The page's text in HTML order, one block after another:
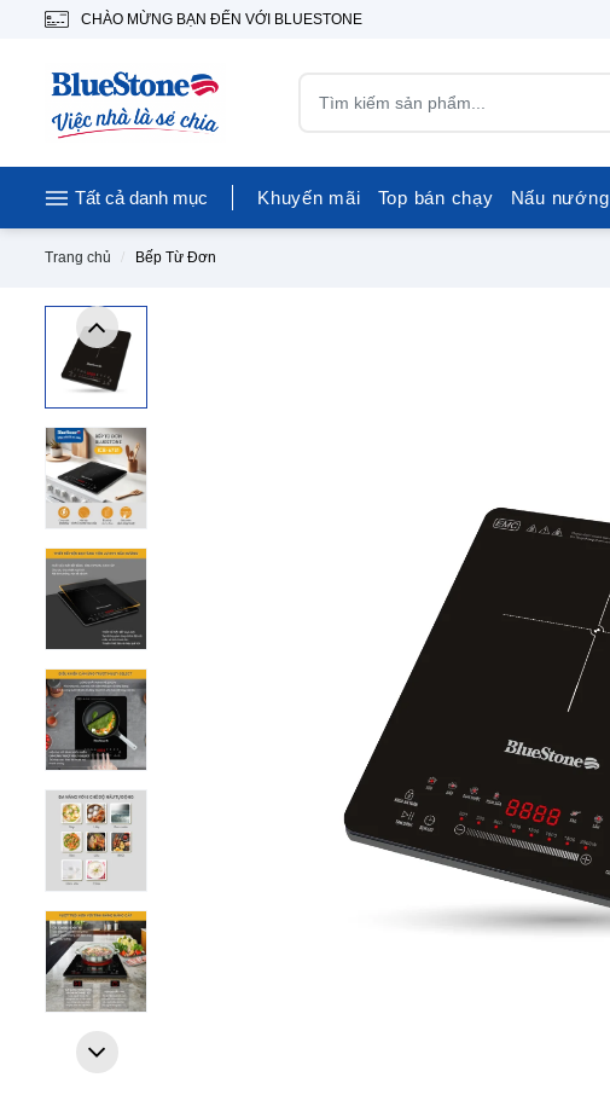
CHÀO MỪNG BẠN ĐẾN VỚI BLUESTONE
Tất cả danh mục Khuyến mãi Top bán chạy Nấu nướng
Trang chủ Bếp Từ Đơn